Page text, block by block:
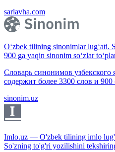
sarlavha.com
O‘zbek tilining sinonimlar lug‘ati.
900 ga yaqin sinonim so‘zlar
Словарь синонимов узбекского
содержит более 3300 слов и
sinonim.uz
Imlo.uz — O'zbek tilining imlo
So'zning to'g'ri yozilishini